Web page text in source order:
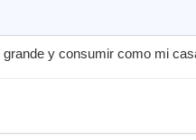
y consumir como mi